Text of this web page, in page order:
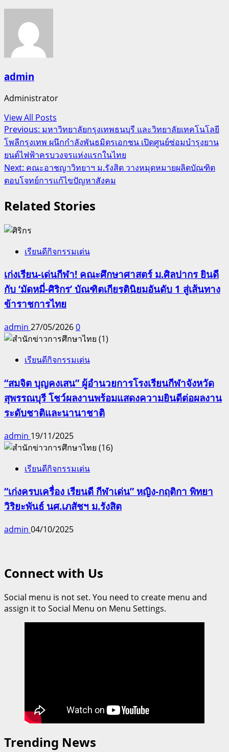
admin
Administrator
View All Posts
Post
navigation
Previous: มหาวิทยาลัยกรุงเทพธนบุรี และวิทยาลัยเทคโนโลยี
โพลีกรุงเทพ ผนึกกำลังพันธมิตรเอกชน เปิดศูนย์ซ่อมบำรุงยาน
ยนต์ไฟฟ้าครบวงจรแห่งแรกในไทย
Next: คณะอาชญาวิทยาฯ ม.รังสิต วางหมุดหมายผลิตบัณฑิต
ตอบโจทย์การแก้ไขปัญหาสังคม
Related Stories
เรียนดีกิจกรรมเด่น
เก่งเรียน-เด่นกีฬา! คณะศึกษาศาสตร์ ม.ศิลปากร ยินดี
กับ ‘มัดหมี่-ศิริกร’ บัณฑิตเกียรตินิยมอันดับ 1 สู่เส้นทาง
ข้าราชการไทย
admin 27/05/20260
เรียนดีกิจกรรมเด่น
“สมจิต บุญคงเสน” ผู้อำนวยการโรงเรียนกีฬาจังหวัด
สุพรรณบุรี โชว์ผลงานพร้อมแสดงความยินดีต่อผลงาน
ระดับชาติและนานาชาติ
admin 19/11/2025
เรียนดีกิจกรรมเด่น
“เก่งครบเครื่อง เรียนดี กีฬาเด่น” หญิง-กฤติกา พิทยา
วิริยะพันธ์ นศ.เภสัชฯ ม.รังสิต
admin 04/10/2025
Connect with Us
Social menu is not set. You need to create menu and
assign it to Social Menu on Menu Settings.
Trending News